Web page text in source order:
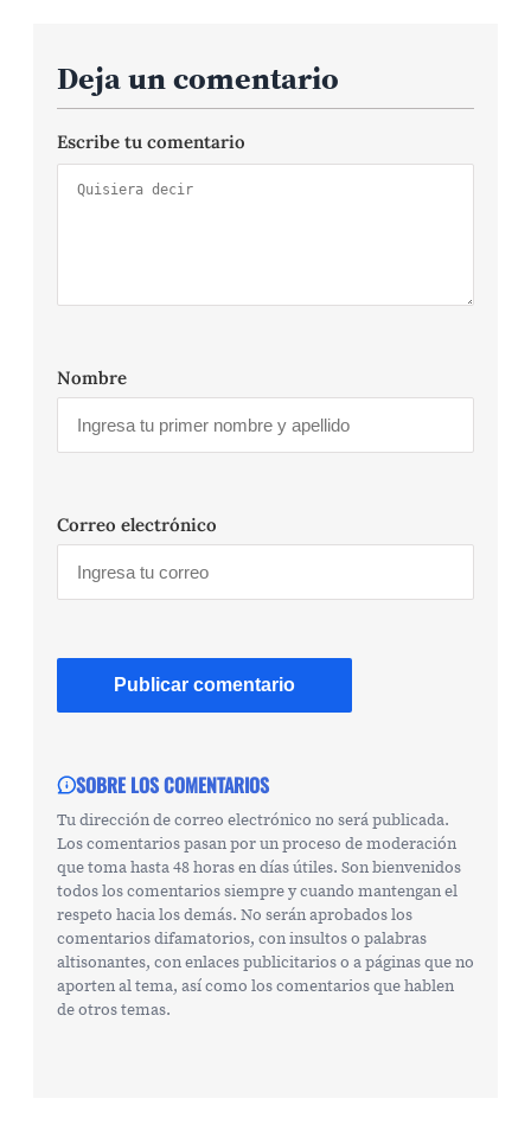
Deja un comentario
Escribe tu comentario
Nombre
Correo electrónico
SOBRE LOS COMENTARIOS
Tu dirección de correo electrónico no será publicada.
Los comentarios pasan por un proceso de moderación
que toma hasta 48 horas en días útiles. Son bienvenidos
todos los comentarios siempre y cuando mantengan el
respeto hacia los demás. No serán aprobados los
comentarios difamatorios, con insultos o palabras
altisonantes, con enlaces publicitarios o a páginas que no
aporten al tema, así como los comentarios que hablen
de otros temas.